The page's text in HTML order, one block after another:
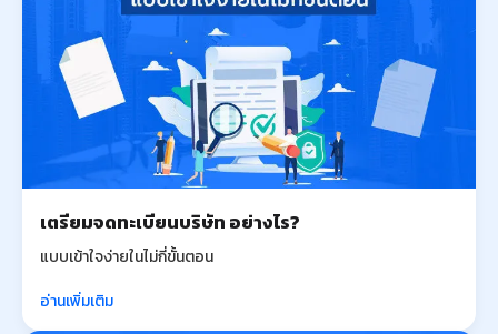
เตรียมจดทะเบียนบริษัท อย่างไร?
แบบเข้าใจง่ายในไม่กี่ขั้นตอน
อ่านเพิ่มเติม